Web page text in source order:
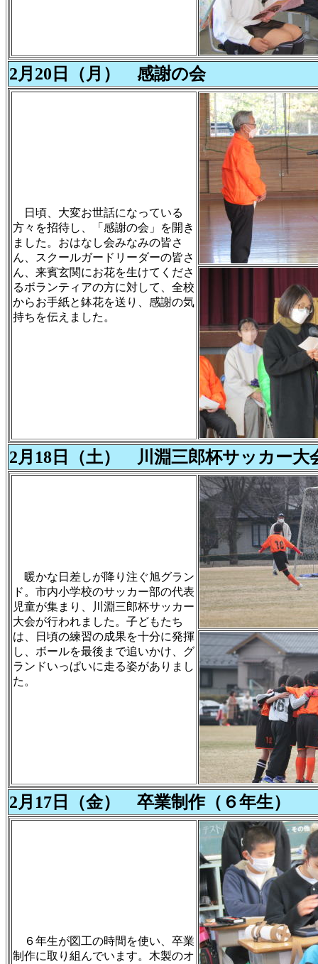
2月20日（月） 感謝の会
日頃、大変お世話になっている
方々を招待し、「感謝の会」を開き
ました。おはなし会みなみの皆さ
ん、スクールガードリーダーの皆さ
ん、来賓玄関にお花を生けてくださ
るボランティアの方に対して、全校
からお手紙と鉢花を送り、感謝の気
持ちを伝えました。
2月18日（土） 川淵三郎杯サッカー大
暖かな日差しが降り注ぐ旭グラン
ド。市内小学校のサッカー部の代表
児童が集まり、川淵三郎杯サッカー
大会が行われました。子どもたち
は、日頃の練習の成果を十分に発揮
し、ボールを最後まで追いかけ、グ
ランドいっぱいに走る姿がありまし
た。
2月17日（金） 卒業制作（６年生）
６年生が図工の時間を使い、卒業
制作に取り組んでいます。木製のオ